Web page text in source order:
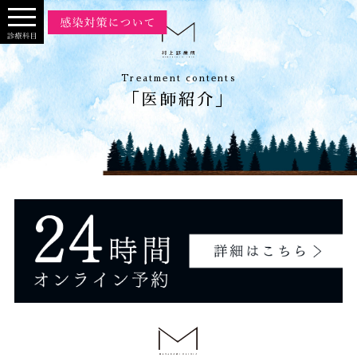
Treatment contents
「医師紹介」